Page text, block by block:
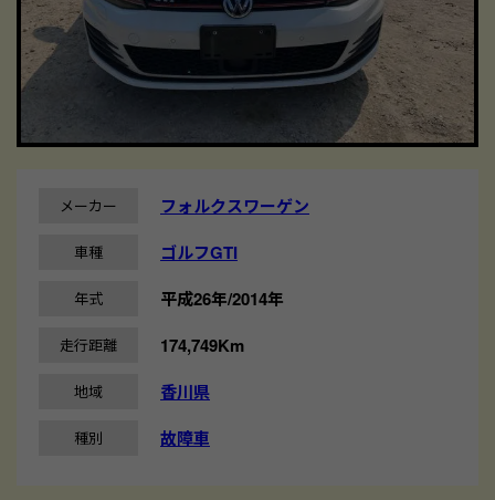
メーカー フォルクスワーゲン
車種 ゴルフGTI
年式 平成26年/2014年
走行距離 174,749Km
地域 香川県
種別 故障車